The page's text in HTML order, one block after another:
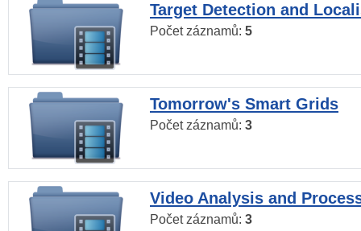
Target Detection and
Počet záznamů: 5
Tomorrow's Smart Grids
Počet záznamů: 3
Video Analysis and
Počet záznamů: 3